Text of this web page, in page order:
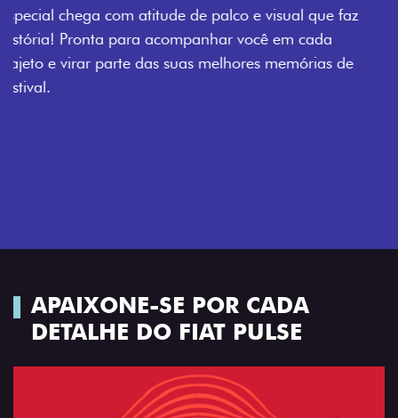
APAIXONE-SE POR CADA
DETALHE DO FIAT PULSE